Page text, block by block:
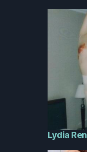
Lydia Ren